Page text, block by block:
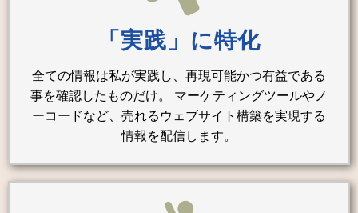
「実践」に特化
全ての情報は私が実践し、再現可能かつ有益である
事を確認したものだけ。 マーケティングツールやノ
ーコードなど、売れるウェブサイト構築を実現する
情報を配信します。